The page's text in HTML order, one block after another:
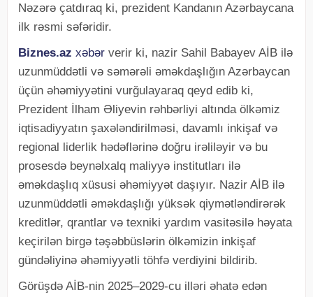
Nəzərə çatdıraq ki, prezident Kandanın Azərbaycana
ilk rəsmi səfəridir.
Biznes.az xəbər verir ki, nazir Sahil Babayev AİB ilə
uzunmüddətli və səmərəli əməkdaşlığın Azərbaycan
üçün əhəmiyyətini vurğulayaraq qeyd edib ki,
Prezident İlham Əliyevin rəhbərliyi altında ölkəmiz
iqtisadiyyatın şaxələndirilməsi, davamlı inkişaf və
regional liderlik hədəflərinə doğru irəliləyir və bu
prosesdə beynəlxalq maliyyə institutları ilə
əməkdaşlıq xüsusi əhəmiyyət daşıyır. Nazir AİB ilə
uzunmüddətli əməkdaşlığı yüksək qiymətləndirərək
kreditlər, qrantlar və texniki yardım vasitəsilə həyata
keçirilən birgə təşəbbüslərin ölkəmizin inkişaf
gündəliyinə əhəmiyyətli töhfə verdiyini bildirib.
Görüşdə AİB-nin 2025–2029-cu illəri əhatə edən